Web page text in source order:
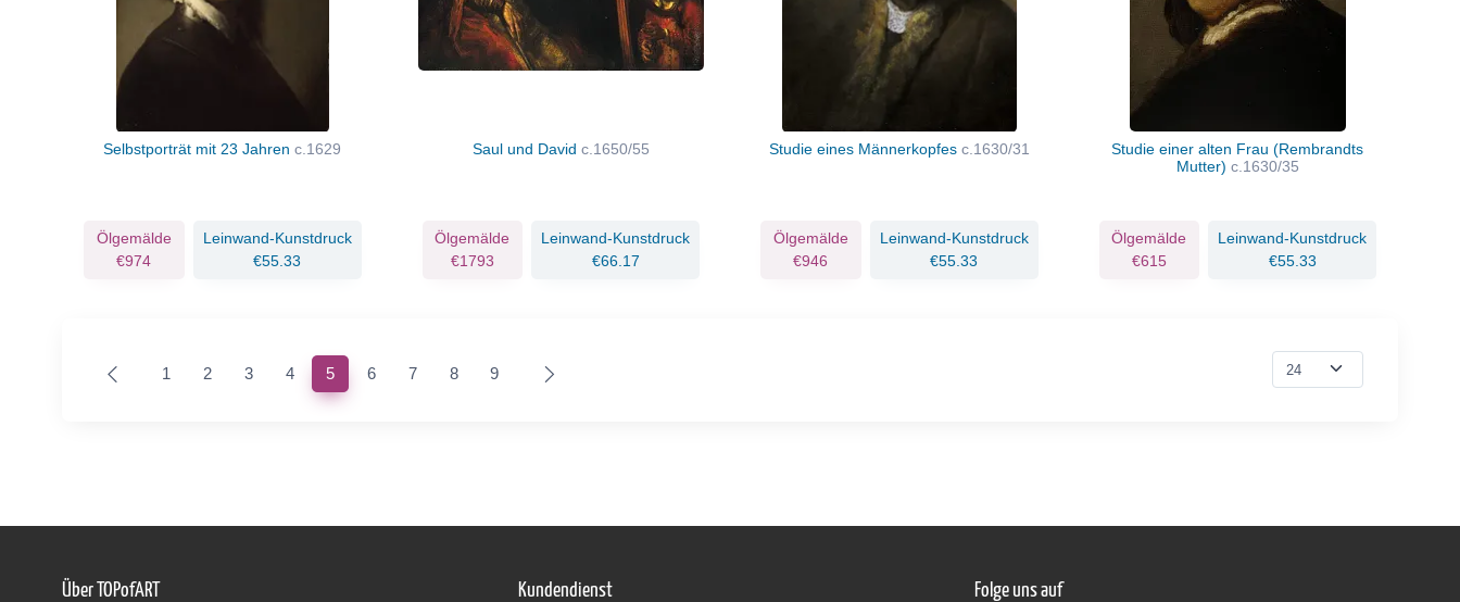
Selbstporträt mit 23 Jahrenc.1629
Ölgemälde
€974
Leinwand-Kunstdruck
€55.33
Saul und David c.1650/55
Ölgemälde
€1793
Leinwand-Kunstdruck
€66.17
Studie eines Männerkopfes c.1630/31
Ölgemälde
€946
Leinwand-Kunstdruck
€55.33
Studie einer alten Frau (Rembrandts
Mutter) c.1630/35
Ölgemälde
€615
Leinwand-Kunstdruck
€55.33
1 2 3 4 5(current)
6 7 8 9
Über TOPofART Kundendienst Folge uns auf